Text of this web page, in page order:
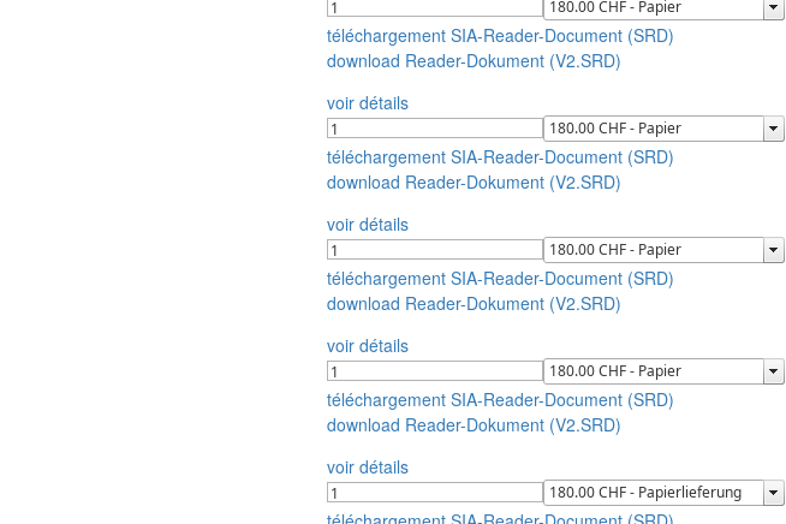
téléchargement SIA-Reader-Document (SRD)
download Reader-Dokument (V2.SRD)
voir détails
téléchargement SIA-Reader-Document (SRD)
download Reader-Dokument (V2.SRD)
voir détails
téléchargement SIA-Reader-Document (SRD)
download Reader-Dokument (V2.SRD)
voir détails
téléchargement SIA-Reader-Document (SRD)
download Reader-Dokument (V2.SRD)
voir détails